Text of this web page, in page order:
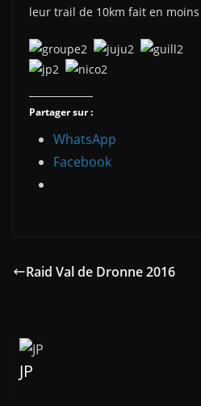
leur trail de 10km fait en moins
Partager sur :
WhatsApp
Facebook
Raid Val de Dronne 2016
JP